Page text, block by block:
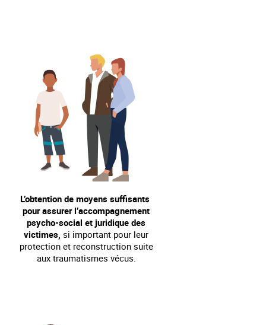
L’obtention de moyens suffisants
pour assurer l’accompagnement
psycho-social et juridique des
victimes, si important pour leur
protection et reconstruction suite
aux traumatismes vécus.